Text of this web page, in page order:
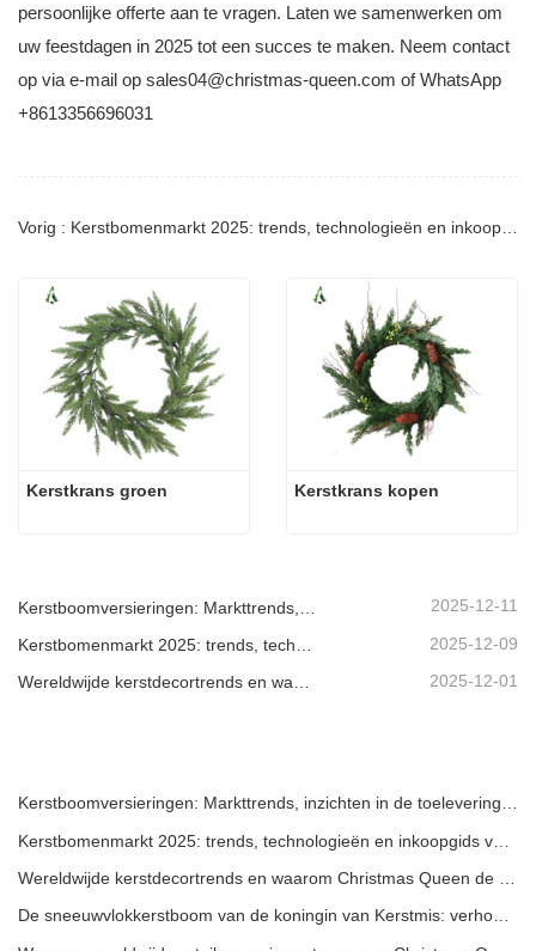
persoonlijke offerte aan te vragen. Laten we samenwerken om
uw feestdagen in 2025 tot een succes te maken. Neem contact
op via e-mail op sales04@christmas-queen.com of WhatsApp
+8613356696031
Vorig : Kerstbomenmarkt 2025: trends, technologieën en inkoopgids voor B2B-kopers
Kerstkrans groen Kerstkrans kopen
2025-12-11
2025-12-09
2025-12-01
Kerstboomversieringen: Markttrends, inzichten in de toeleveringsketen en inkoopgids 2025
De sneeuwvlokkerstboom van de koningin van Kerstmis: verhoog de feestelijke elegantie met tijdloze Europese luxe